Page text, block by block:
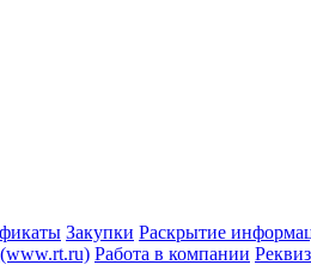
Закупки Раскрытие
Работа в компании